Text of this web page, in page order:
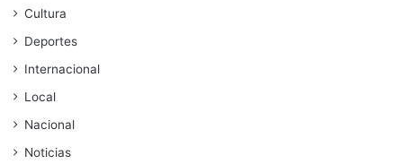
Cultura
Deportes
Internacional
Local
Nacional
Noticias